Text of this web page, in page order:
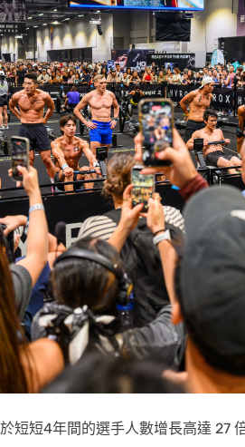
短短4年間的選手人數增長高達 27